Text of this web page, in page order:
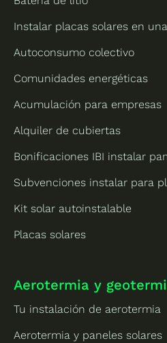
Instalar placas solares en
Autoconsumo colectivo
Comunidades energéticas
Acumulación para empresas
Alquiler de cubiertas
Bonificaciones IBI instalar
Subvenciones instalar para
Kit solar autoinstalable
Placas solares
Aerotermia y
Tu instalación de aerotermia
Aerotermia y paneles solares